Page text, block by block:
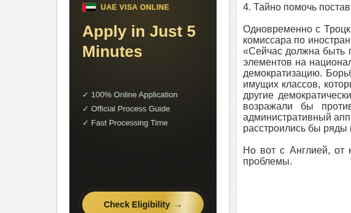
4. Тайно помочь
Одновременно с
комиссара по
«Сейчас должна быть
элементов на
демократизацию.
имущих классов,
другие
возражали бы
административный
расстроились бы ряды
Но вот с Англией, от
проблемы.